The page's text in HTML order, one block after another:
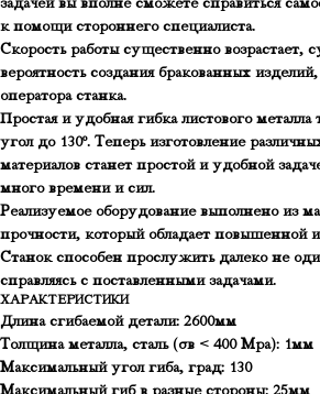
к помощи стороннего специалиста.
Скорость работы существенно возрастает,
вероятность создания бракованных
оператора станка.
Простая и удобная гибка листового
угол до 130º. Теперь изготовление
материалов станет простой и удобной
много времени и сил.
Реализуемое оборудование выполнено из
прочности, который обладает повышенной
Станок способен прослужить далеко не
справляясь с поставленными задачами.
ХАРАКТЕРИСТИКИ
Длина сгибаемой детали: 2600мм
Толщина металла, сталь (σв < 400 Мра): 1мм
Максимальный угол гиба, град: 130